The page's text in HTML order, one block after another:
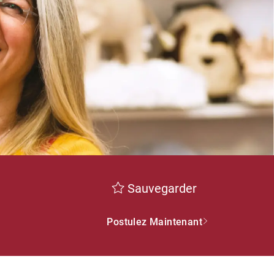
Sauvegarder
Postulez Maintenant